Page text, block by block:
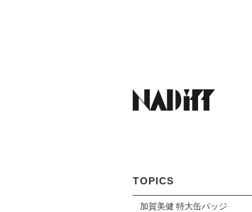
TOPICS
加賀美健 特大缶バッジ